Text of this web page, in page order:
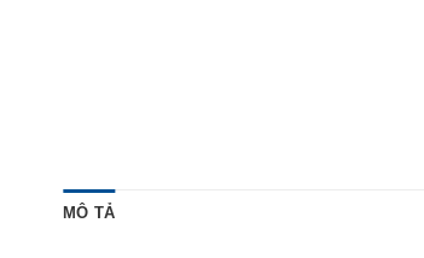
MÔ TẢ